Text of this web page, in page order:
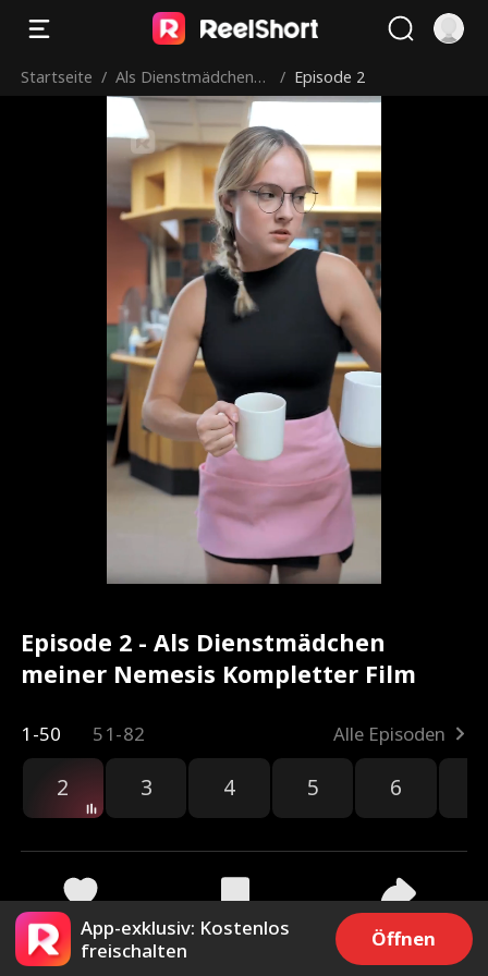
Startseite / Als Dienstmädchen
meiner Nemesis
/ Episode 2
Episode 2 - Als Dienstmädchen
meiner Nemesis Kompletter Film
1-50 51-82 Alle Episoden
2 3 4 5 6
60k 74.3k Teilen
App-exklusiv: Kostenlos
freischalten
Öffnen